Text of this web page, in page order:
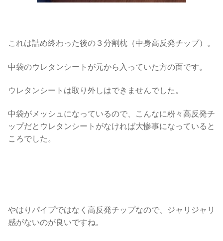
これは詰め終わった後の３分割枕（中身高反発チップ）。
中袋のウレタンシートが元から入っていた方の面です。
ウレタンシートは取り外しはできませんでした。
中袋がメッシュになっているので、こんなに粉々高反発チ
ップだとウレタンシートがなければ大惨事になっていると
ころでした。
やはりパイプではなく高反発チップなので、ジャリジャリ
感がないのが良いですね。